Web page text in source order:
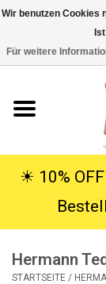
Kuscheltiere
SALE
☀︎ 10%
Hermann
STARTSEITE /
Wir benutzen Cookies
Für weitere